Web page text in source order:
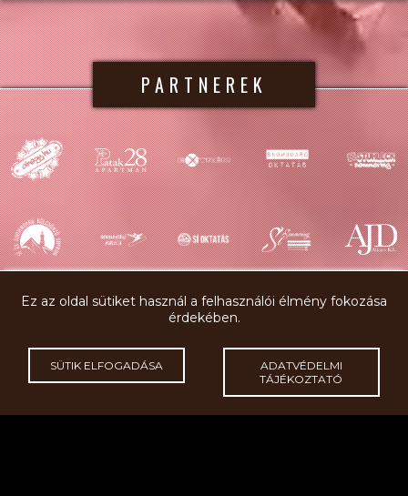
PARTNEREK
GYORSMENÜ
SÍETIKETT
SZÁLLÁSLEHETŐSÉG
Ez az oldal sütiket használ a felhasználói élmény fokozása
érdekében.
SÜTIK ELFOGADÁSA
ADATVÉDELMI
TÁJÉKOZTATÓ